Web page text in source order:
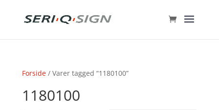
Forside/ Varer tagged “1180100”
1180100